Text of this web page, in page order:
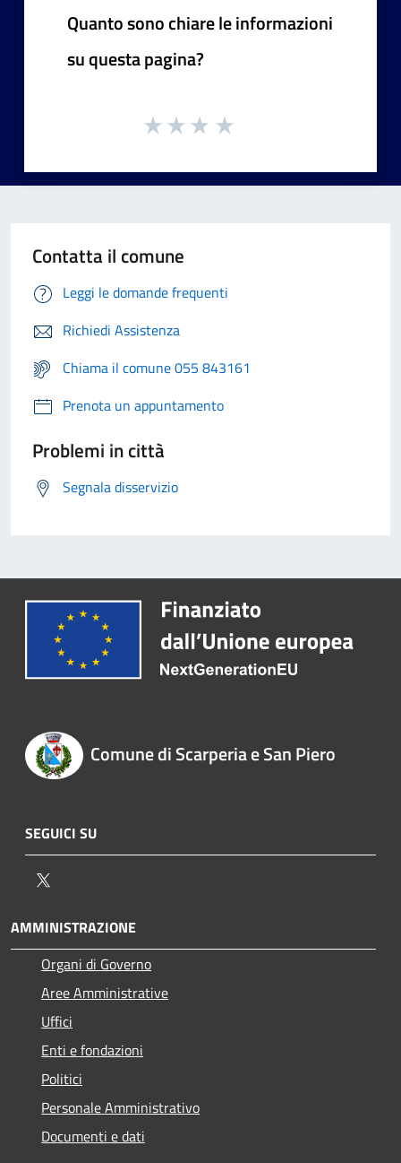
Quanto sono chiare le informazioni
su questa pagina?
Contatta il comune
Leggi le domande frequenti
Richiedi Assistenza
Chiama il comune 055 843161
Prenota un appuntamento
Problemi in città
Segnala disservizio
Comune di Scarperia e San Piero
SEGUICI SU
AMMINISTRAZIONE
Organi di Governo
Aree Amministrative
Uffici
Enti e fondazioni
Politici
Personale Amministrativo
Documenti e dati